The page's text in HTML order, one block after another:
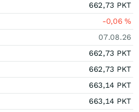
662,73 PKT
-0,06%
07.08.26
662,73 PKT
662,73 PKT
663,14 PKT
663,14 PKT